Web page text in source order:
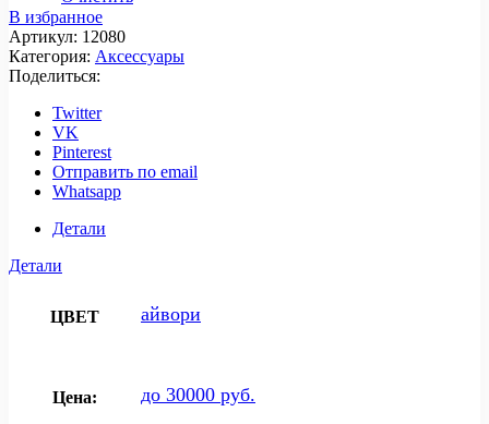
В избранное
Артикул: 12080
Категория: Аксессуары
Поделиться:
Twitter
VK
Pinterest
Отправить по email
Whatsapp
Детали
Детали
ЦВЕТ айвори
Цена: до 30000 руб.